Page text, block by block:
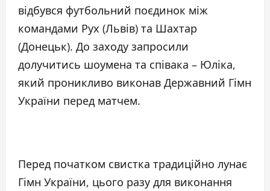
відбувся футбольний поєдинок між
командами Рух (Львів) та Шахтар
(Донецьк). До заходу запросили
долучитись шоумена та співака – Юліка,
який проникливо виконав Державний Гімн
України перед матчем.
Перед початком свистка традиційно лунає
Гімн України, цього разу для виконання